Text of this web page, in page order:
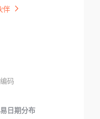
伴
码
日期分布